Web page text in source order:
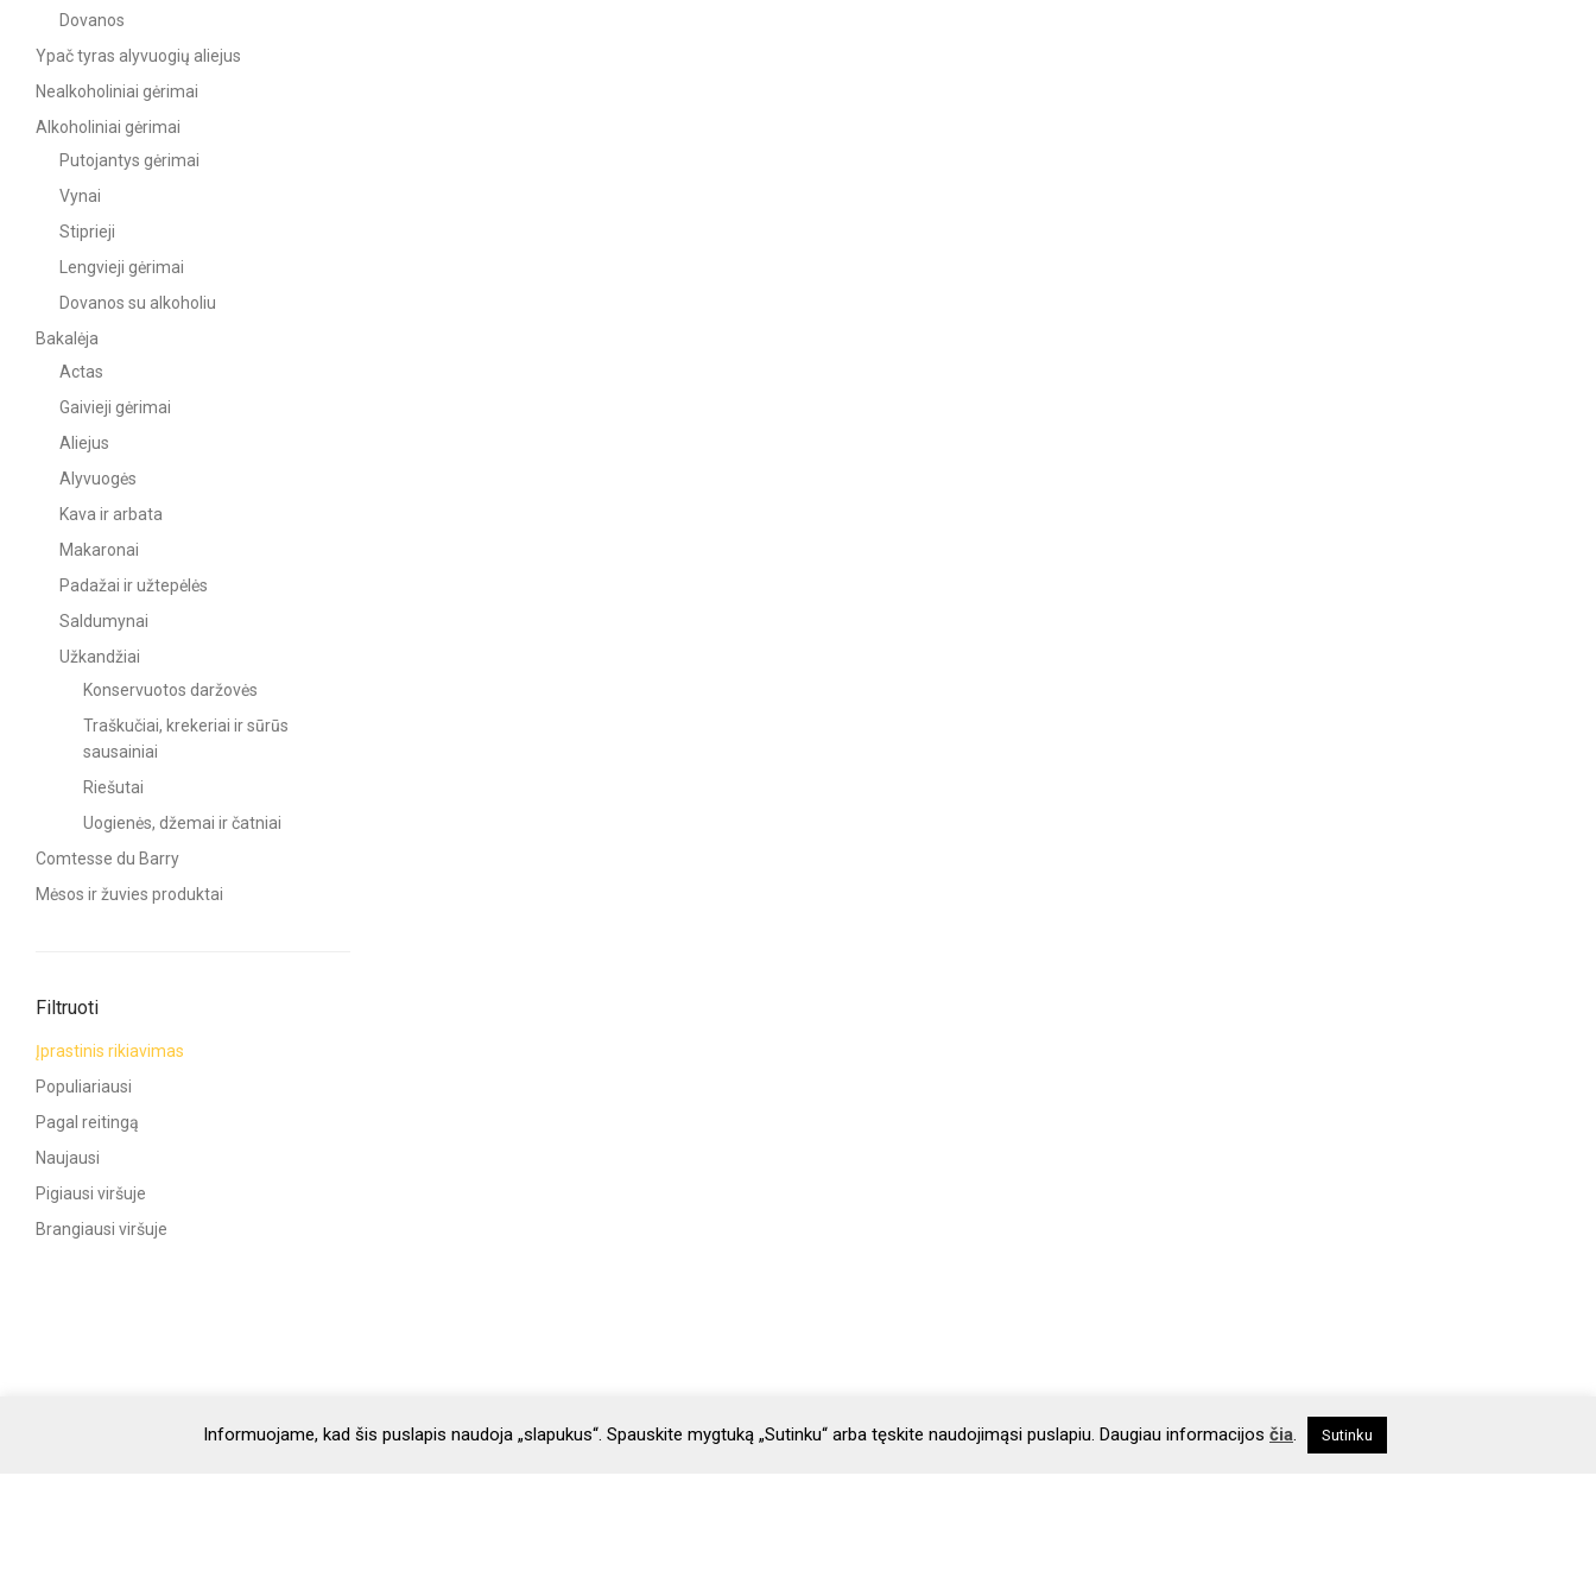
Dovanos
Ypač tyras alyvuogių aliejus
Nealkoholiniai gėrimai
Alkoholiniai gėrimai
Putojantys gėrimai
Vynai
Stiprieji
Lengvieji gėrimai
Dovanos su alkoholiu
Bakalėja
Actas
Gaivieji gėrimai
Aliejus
Alyvuogės
Kava ir arbata
Makaronai
Padažai ir užtepėlės
Saldumynai
Užkandžiai
Konservuotos daržovės
Traškučiai, krekeriai ir sūrūs
sausainiai
Riešutai
Uogienės, džemai ir čatniai
Comtesse du Barry
Mėsos ir žuvies produktai
Filtruoti
Įprastinis rikiavimas
Populiariausi
Pagal reitingą
Naujausi
Pigiausi viršuje
Brangiausi viršuje
Informuojame, kad šis puslapis naudoja „slapukus“. Spauskite mygtuką „Sutinku“ arba tęskite naudojimąsi puslapiu. Daugiau informacijos čia. Sutinku